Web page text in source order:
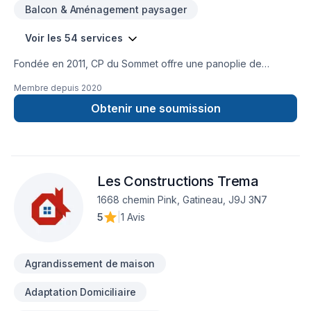
Balcon & Aménagement paysager
Voir les 54 services
Fondée en 2011, CP du Sommet offre une panoplie de
ainsi qu’en construction de maison neuve. Notre équipe
agis en tant qu’experts-conseils et peut vous aider à réaliser
l’ensemble de vos projets intérieurs et extérieurs allant de la
Membre depuis 2020
Obtenir une soumission
Les Constructions Trema
1668 chemin Pink, Gatineau, J9J 3N7
5
1 Avis
Agrandissement de maison
Adaptation Domiciliaire